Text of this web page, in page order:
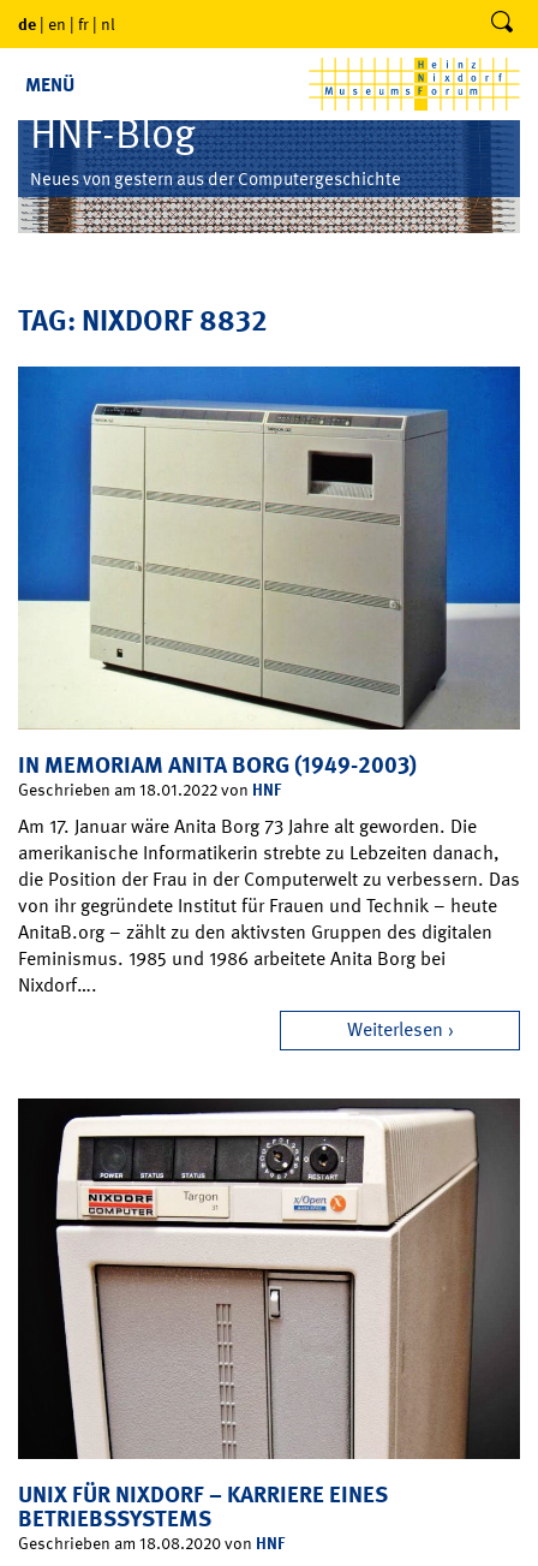
de | en | fr | nl
MENÜ
HNF-Blog
Neues von gestern aus der Computergeschichte
TAG: NIXDORF 8832
IN MEMORIAM ANITA BORG (1949-2003)
Geschrieben am 18.01.2022 von HNF
Am 17. Januar wäre Anita Borg 73 Jahre alt geworden. Die
amerikanische Informatikerin strebte zu Lebzeiten danach,
die Position der Frau in der Computerwelt zu verbessern. Das
von ihr gegründete Institut für Frauen und Technik – heute
AnitaB.org – zählt zu den aktivsten Gruppen des digitalen
Feminismus. 1985 und 1986 arbeitete Anita Borg bei
Nixdorf….
Weiterlesen
UNIX FÜR NIXDORF – KARRIERE EINES
BETRIEBSSYSTEMS
Geschrieben am 18.08.2020 von HNF